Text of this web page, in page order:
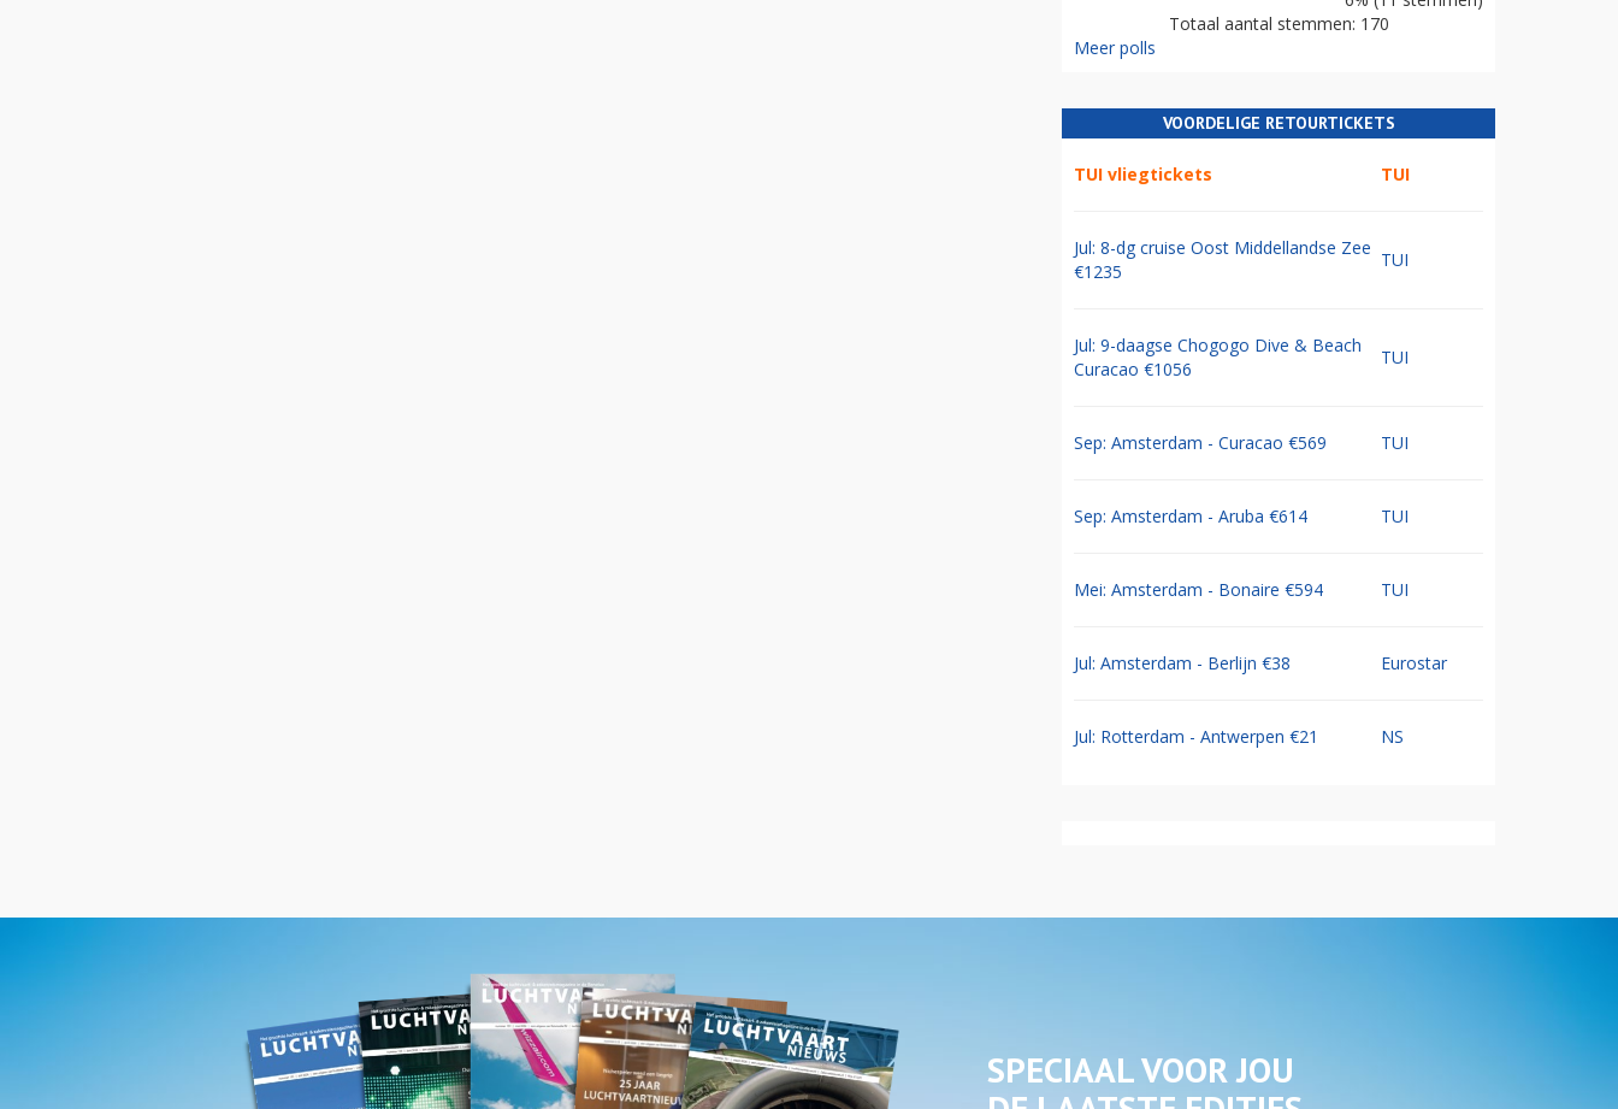
Totaal aantal stemmen: 170
Meer polls
VOORDELIGE RETOURTICKETS
TUI vliegtickets TUI
Jul: 8-dg cruise Oost Middellandse Zee
€1235
TUI
Jul: 9-daagse Chogogo Dive & Beach
Curacao €1056
TUI
Sep: Amsterdam - Curacao €569 TUI
Sep: Amsterdam - Aruba €614 TUI
Mei: Amsterdam - Bonaire €594 TUI
Jul: Amsterdam - Berlijn €38 Eurostar
Jul: Rotterdam - Antwerpen €21 NS
SPECIAAL VOOR JOU